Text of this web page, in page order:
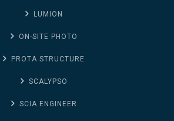
LUMION
ON-SITE PHOTO
PROTA STRUCTURE
SCALYPSO
SCIA ENGINEER